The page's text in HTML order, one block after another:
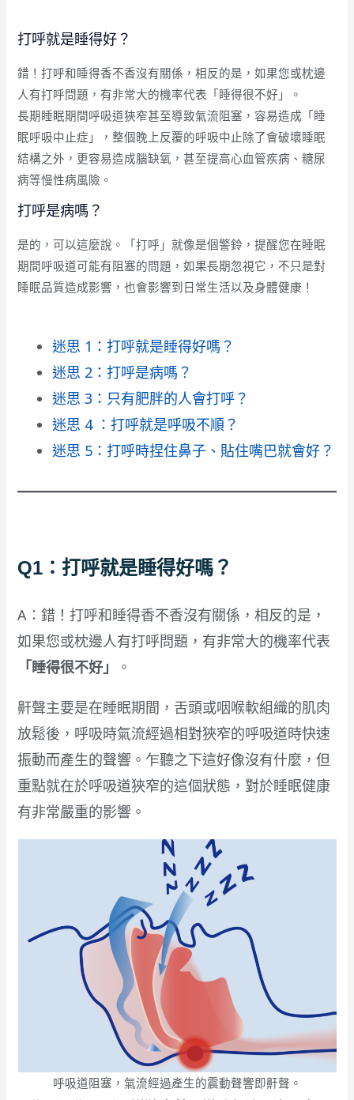
打呼就是睡得好？
錯！打呼和睡得香不香沒有關係，相反的是，如果您或枕邊
人有打呼問題，有非常大的機率代表「睡得很不好」。
長期睡眠期間呼吸道狹窄甚至導致氣流阻塞，容易造成「睡
眠呼吸中止症」，整個晚上反覆的呼吸中止除了會破壞睡眠
結構之外，更容易造成腦缺氧，甚至提高心血管疾病、糖尿
病等慢性病風險。
打呼是病嗎？
是的，可以這麼說。「打呼」就像是個警鈴，提醒您在睡眠
期間呼吸道可能有阻塞的問題，如果長期忽視它，不只是對
睡眠品質造成影響，也會影響到日常生活以及身體健康！
迷思 1：打呼就是睡得好嗎？
迷思 2：打呼是病嗎？
迷思 3：只有肥胖的人會打呼？
迷思 4 ：打呼就是呼吸不順？
迷思 5：打呼時捏住鼻子、貼住嘴巴就會好？
Q1：打呼就是睡得好嗎？
A：錯！打呼和睡得香不香沒有關係，相反的是，
如果您或枕邊人有打呼問題，有非常大的機率代表
「睡得很不好」
。
鼾聲主要是在睡眠期間，舌頭或咽喉軟組織的肌肉
放鬆後，呼吸時氣流經過相對狹窄的呼吸道時快速
振動而產生的聲響。乍聽之下這好像沒有什麼，但
重點就在於呼吸道狹窄的這個狀態，對於睡眠健康
有非常嚴重的影響。
呼吸道阻塞，氣流經過產生的震動聲響即鼾聲。